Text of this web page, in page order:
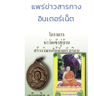
แพร่ข่าวสารทาง
อินเตอร์เน็ต